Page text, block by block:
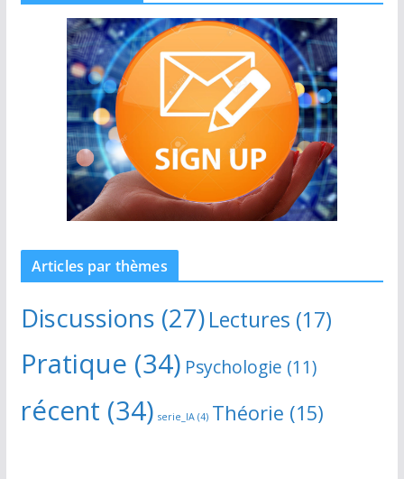
Articles par thèmes
Discussions (27)Lectures (17)
Pratique (34) Psychologie (11)
récent (34) serie_IA(4) Théorie (15)